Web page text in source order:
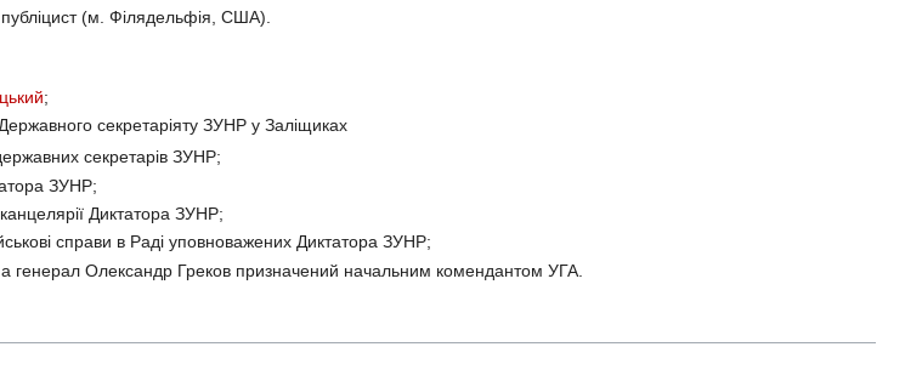
публіцист (м. Філядельфія, США).
;
секретаріяту ЗУНР у Заліщиках
секретарів ЗУНР;
ЗУНР;
Диктатора ЗУНР;
справи в Раді уповноважених Диктатора ЗУНР;
генерал Олександр Греков призначений начальним комендантом УГА.